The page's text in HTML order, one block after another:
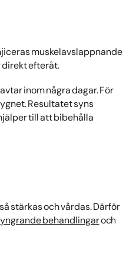
muskelavslappnande
direkt efteråt.
inom några dagar. För
Resultatet syns
till att bibehålla
stärkas och vårdas. Därför
behandlingaroch